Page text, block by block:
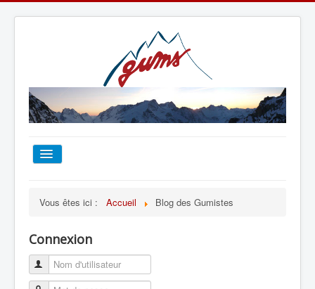
ESCALADE
Vous êtes ici : Accueil Blog des Gumistes
Connexion